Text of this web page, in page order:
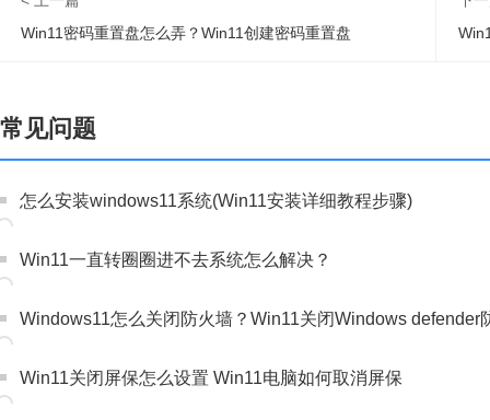
Win11密码重置盘怎么弄？Win11创建密码重置盘
常见问题
怎么安装windows11系统(Win11安装详细教程步骤)
Win11一直转圈圈进不去系统怎么解决？
Windows11怎么关闭防火墙？Win11关闭Windows defender
Win11关闭屏保怎么设置 Win11电脑如何取消屏保